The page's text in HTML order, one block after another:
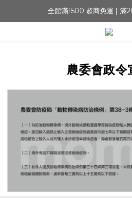
全館滿1500 超商免運 | 滿
農委會政令